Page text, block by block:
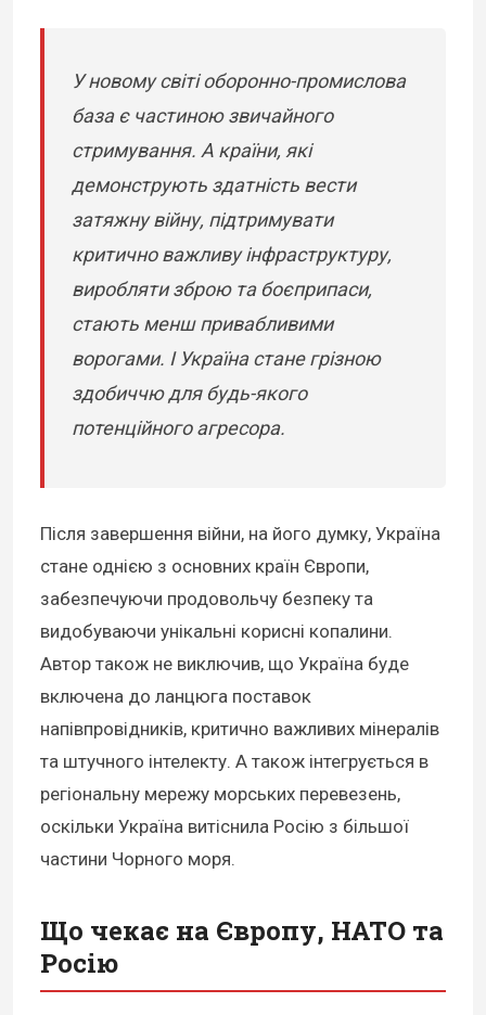
У новому світі оборонно-промислова
база є частиною звичайного
стримування. А країни, які
демонструють здатність вести
затяжну війну, підтримувати
критично важливу інфраструктуру,
виробляти зброю та боєприпаси,
стають менш привабливими
ворогами. І Україна стане грізною
здобиччю для будь-якого
потенційного агресора.
Після завершення війни, на його думку, Україна
стане однією з основних країн Європи,
забезпечуючи продовольчу безпеку та
видобуваючи унікальні корисні копалини.
Автор також не виключив, що Україна буде
включена до ланцюга поставок
напівпровідників, критично важливих мінералів
та штучного інтелекту. А також інтегрується в
регіональну мережу морських перевезень,
оскільки Україна витіснила Росію з більшої
частини Чорного моря.
Що чекає на Європу, НАТО та
Росію